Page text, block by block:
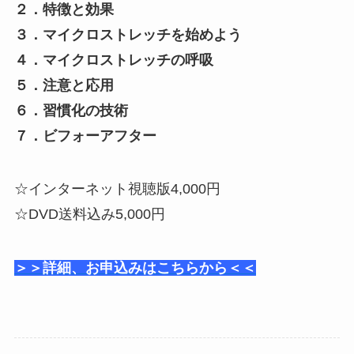
２．特徴と効果
３．マイクロストレッチを始めよう
４．マイクロストレッチの呼吸
５．注意と応用
６．習慣化の技術
７．ビフォーアフター
☆インターネット視聴版4,000円
☆DVD送料込み5,000円
＞＞詳細、お申込みはこちらから＜＜